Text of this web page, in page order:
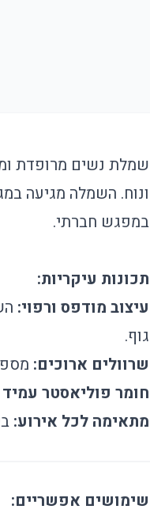
שמלת נשים מרופדת
ונוח. השמלה מגיעה
במפגש חברתי.
תכונות עיקריות:
עיצוב מודפס ורפוי:
גוף.
שרוולים ארוכים:
חומר פוליאסטר
מתאימה לכל אירוע:
שימושים אפשריים: